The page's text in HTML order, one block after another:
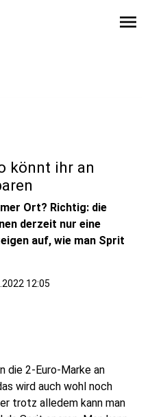
menu
könnt ihr an
Ort? Richtig: die
derzeit nur eine
auf, wie man Sprit
12:05
die 2-Euro-Marke an
wird auch wohl noch
trotz alledem kann man